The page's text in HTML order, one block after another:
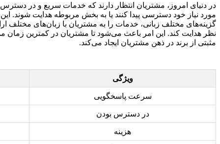
در دنیای امروز، مشتریان انتظار دارند که خدمات سریع و در دسترس
مورد نیاز خود دسترسی پیدا کنند یا به بخش مربوطه هدایت شوند.
گزینه‌های مختلف زبانی، خدمات را به مشتریان با زبان‌های مختلف
نظر هدایت کند. این امر باعث می‌شود تا مشتریان در کمترین
مثبتی از برند در ذهن مشتریان ایجاد می‌کند.
ویژگی
سرعت پاسخگویی
در دسترس بودن
هزینه